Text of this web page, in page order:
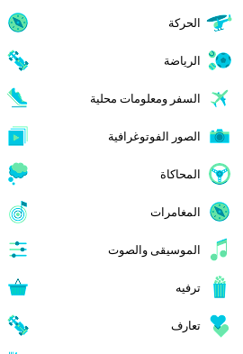
الحركة
الرياضة
السفر ومعلومات محلية
الصور الفوتوغرافية
المحاكاة
المغامرات
الموسيقى والصوت
ترفيه
تعارف